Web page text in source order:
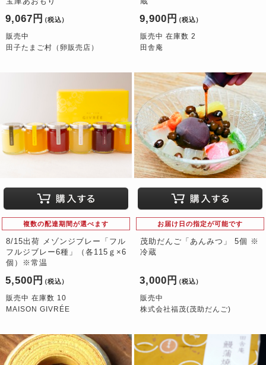
9,067円 （税込）
販売中
田子たまご村（卵販売店）
9,900円 （税込）
販売中 在庫数 2
田舎庵
複数の配達期間が選べます
8/15出荷 メゾンジブレー「フル
フルジブレー6種」（各115ｇ×6
個）※常温
5,500円 （税込）
販売中 在庫数 10
MAISON GIVRÉE
お届け日の指定が可能です
茂助だんご「あんみつ」 5個 ※
冷蔵
3,000円 （税込）
販売中
株式会社福茂(茂助だんご)